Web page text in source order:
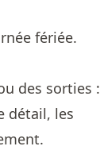
fériée.
des sorties :
détail, les